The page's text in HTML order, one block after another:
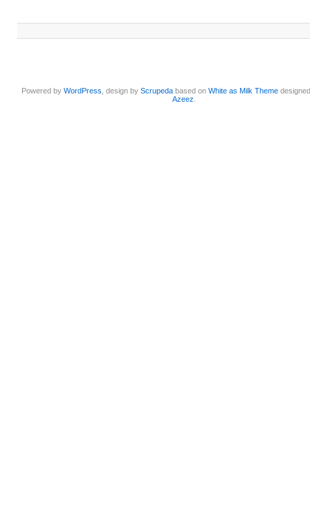
Powered byWordPress , design byScrupeda based onWhite as Milk Theme
Azeez